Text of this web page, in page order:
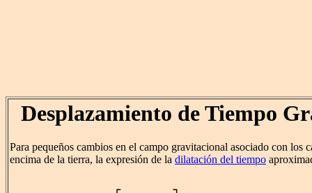
Desplazamiento de Tiempo
Para pequeños cambios en el campo gravitacional asociado con los
encima de la tierra, la expresión de la dilatación del tiempo